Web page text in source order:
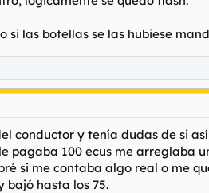
si las botellas se las hubiese
conductor y tenía dudas de si
pagaba 100 ecus me arreglaba
si me contaba algo real o me
bajó hasta los 75.